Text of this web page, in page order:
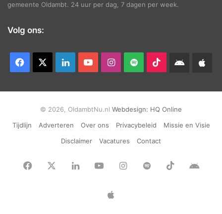
gemeente Oldambt. 24 uur per dag, 7 dagen per week.
Volg ons:
Facebook LinkedInYouTubeInstagram
Spotify TikTokAndroid
© 2026, OldambtNu.nl Webdesign: HQ Online
Tijdlijn
Adverteren Over ons Privacybeleid
Missie en Visie
Disclaimer
Vacatures Contact
Facebook LinkedInYouTubeInstagram
Spotify TikTok